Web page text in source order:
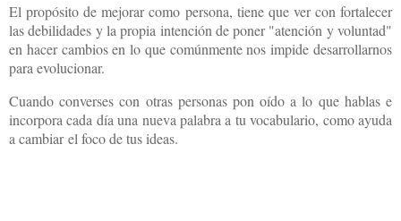
El propósito de mejorar como persona, tiene que ver con fortalecer
las debilidades y la propia intención de poner "atención y voluntad"
en hacer cambios en lo que comúnmente nos impide desarrollarnos
para evolucionar.
Cuando converses con otras personas pon oído a lo que hablas e
incorpora cada día una nueva palabra a tu vocabulario, como ayuda
a cambiarel foco de tus ideas.